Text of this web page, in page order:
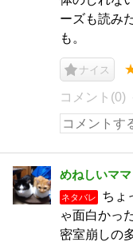
ーズも読み
も。
ナイス
コメント(0)
めねしいママ
ネタバレ
ちょ
ゃ面白かっ
密室崩しの